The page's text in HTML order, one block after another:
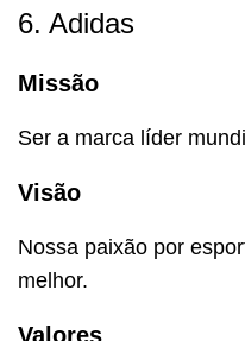
6. Adidas
Missão
Ser a marca líder
Visão
Nossa paixão por
melhor.
Valores